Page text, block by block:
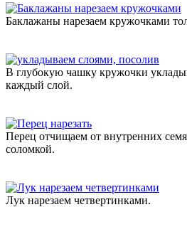
Баклажаны нарезаем кружочками
В глубокую чашку кружочки
каждый слой.
Перец отчищаем от внутренних
соломкой.
Лук нарезаем четвертинками.